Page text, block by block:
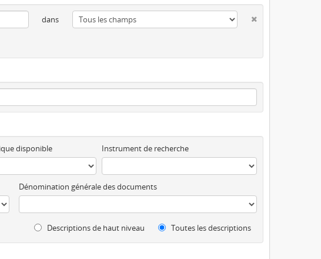
dans
disponible Instrument de recherche
Dénomination générale des documents
Descriptions de haut niveau Toutes les descriptions